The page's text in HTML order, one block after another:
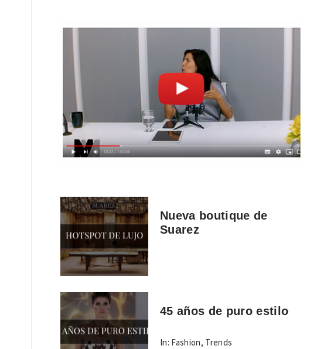
Nueva boutique de
Suarez
45 años de puro estilo
In: Fashion, Trends